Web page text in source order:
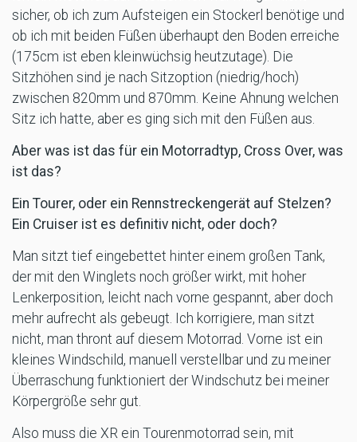
sicher, ob ich zum Aufsteigen ein Stockerl benötige und
ob ich mit beiden Füßen überhaupt den Boden erreiche
(175cm ist eben kleinwüchsig heutzutage). Die
Sitzhöhen sind je nach Sitzoption (niedrig/hoch)
zwischen 820mm und 870mm. Keine Ahnung welchen
Sitz ich hatte, aber es ging sich mit den Füßen aus.
Aber was ist das für ein Motorradtyp, Cross Over, was
ist das?
Ein Tourer, oder ein Rennstreckengerät auf Stelzen?
Ein Cruiser ist es definitiv nicht, oder doch?
Man sitzt tief eingebettet hinter einem großen Tank,
der mit den Winglets noch größer wirkt, mit hoher
Lenkerposition, leicht nach vorne gespannt, aber doch
mehr aufrecht als gebeugt. Ich korrigiere, man sitzt
nicht, man thront auf diesem Motorrad. Vorne ist ein
kleines Windschild, manuell verstellbar und zu meiner
Überraschung funktioniert der Windschutz bei meiner
Körpergröße sehr gut.
Also muss die XR ein Tourenmotorrad sein, mit